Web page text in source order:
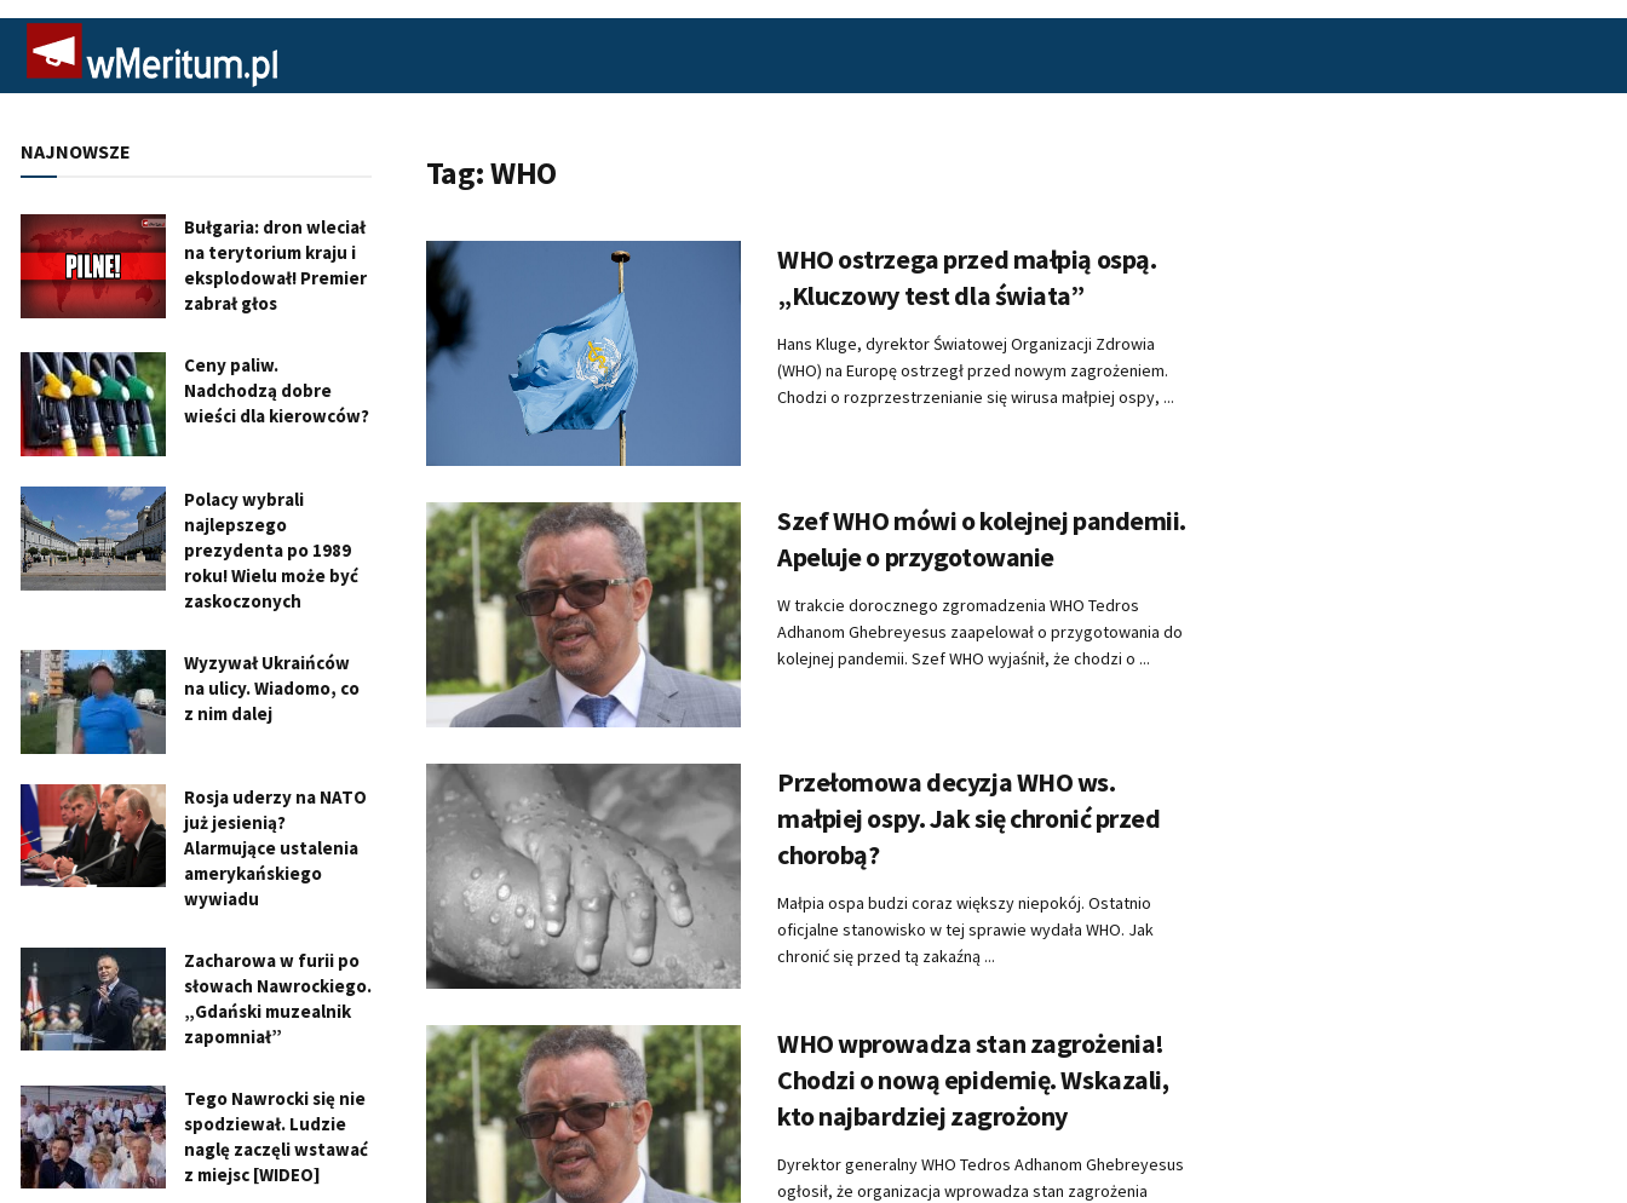
Tag:WHO
WHO ostrzega przed małpią ospą.
„Kluczowy test dla świata”
Hans Kluge, dyrektor Światowej Organizacji Zdrowia
(WHO) na Europę ostrzegł przed nowym zagrożeniem.
Chodzi o rozprzestrzenianie się wirusa małpiej ospy, ...
Szef WHO mówi o kolejnej pandemii.
Apeluje o przygotowanie
W trakcie dorocznego zgromadzenia WHO Tedros
Adhanom Ghebreyesus zaapelował o przygotowania do
kolejnej pandemii. Szef WHO wyjaśnił, że chodzi o ...
Przełomowa decyzja WHO ws.
małpiej ospy. Jak się chronić przed
chorobą?
Małpia ospa budzi coraz większy niepokój. Ostatnio
oficjalne stanowisko w tej sprawie wydała WHO. Jak
chronić się przed tą zakaźną ...
WHO wprowadza stan zagrożenia!
Chodzi o nową epidemię. Wskazali,
kto najbardziej zagrożony
Dyrektor generalny WHO Tedros Adhanom Ghebreyesus
ogłosił, że organizacja wprowadza stan zagrożenia
NAJNOWSZE
Bułgaria: dron wleciał
na terytorium kraju i
eksplodował! Premier
zabrał głos
Ceny paliw.
Nadchodzą dobre
wieści dla kierowców?
Polacy wybrali
najlepszego
prezydenta po 1989
roku! Wielu może być
zaskoczonych
Wyzywał Ukraińców
na ulicy. Wiadomo, co
z nim dalej
Rosja uderzy na NATO
już jesienią?
Alarmujące ustalenia
amerykańskiego
wywiadu
Zacharowa w furii po
słowach Nawrockiego.
„Gdański muzealnik
zapomniał”
Tego Nawrocki się nie
spodziewał. Ludzie
naglę zaczęli wstawać
z miejsc [WIDEO]